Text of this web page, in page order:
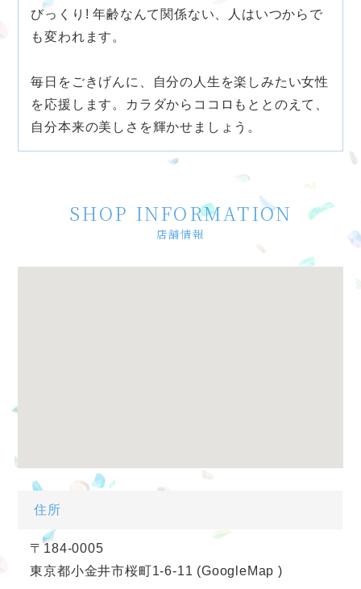
びっくり! 年齢なんて関係ない、人はいつからで
も変われます。
毎日をごきげんに、自分の人生を楽しみたい女性
を応援します。カラダからココロもととのえて、
自分本来の美しさを輝かせましょう。
SHOP INFORMATION
店舗情報
住所
〒184-0005
東京都小金井市桜町1-6-11 (GoogleMap)